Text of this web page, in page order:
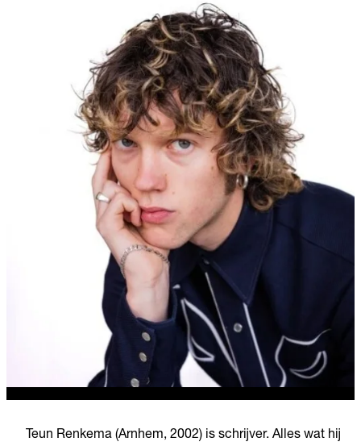
Teun Renkema (Arnhem, 2002) is schrijver. Alles wat hij